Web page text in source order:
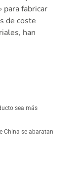
para fabricar
de coste
han
sea más
China se abaratan